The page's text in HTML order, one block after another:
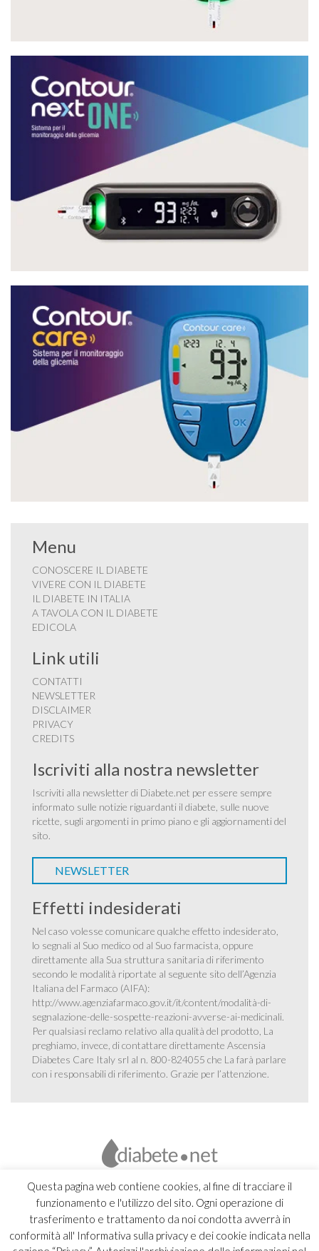
Questa pagina web contiene cookies, al fine di tracciare il
funzionamento e l'utilizzo del sito. Ogni operazione di
trasferimento e trattamento da noi condotta avverrà in
conformità all' Informativa sulla privacy e dei cookie indicata nella
Menu
CONOSCERE IL DIABETE
VIVERE CON IL DIABETE
IL DIABETE IN ITALIA
A TAVOLA CON IL DIABETE
EDICOLA
Link utili
CONTATTI
NEWSLETTER
DISCLAIMER
PRIVACY
CREDITS
Iscriviti alla nostra newsletter
Iscriviti alla newsletter di Diabete.net per essere sempre
informato sulle notizie riguardanti il diabete, sulle nuove
ricette, sugli argomenti in primo piano e gli aggiornamenti del
sito.
NEWSLETTER
Effetti indesiderati
Nel caso volesse comunicare qualche effetto indesiderato,
lo segnali al Suo medico od al Suo farmacista, oppure
direttamente alla Sua struttura sanitaria di riferimento
secondo le modalità riportate al seguente sito dell’Agenzia
Italiana del Farmaco (AIFA):
http://www.agenziafarmaco.gov.it/it/content/modalità-di-
segnalazione-delle-sospette-reazioni-avverse-ai-medicinali.
Per qualsiasi reclamo relativo alla qualità del prodotto, La
preghiamo, invece, di contattare direttamente Ascensia
Diabetes Care Italy srl al n. 800-824055 che La farà parlare
con i responsabili di riferimento. Grazie per l’attenzione.